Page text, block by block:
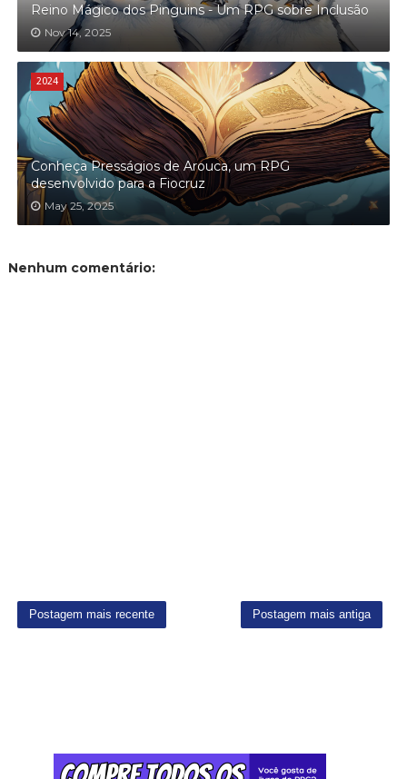
Reino Mágico dos Pinguins - Um RPG sobre Inclusão
Nov 14, 2025
2024
Conheça Presságios de Arouca, um RPG
desenvolvido para a Fiocruz
May 25, 2025
Nenhum comentário:
Postagem mais recente Postagem mais antiga